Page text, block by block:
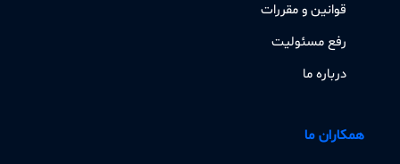
قوانین و مقررات
رفع مسئولیت
درباره ما
همکاران ما